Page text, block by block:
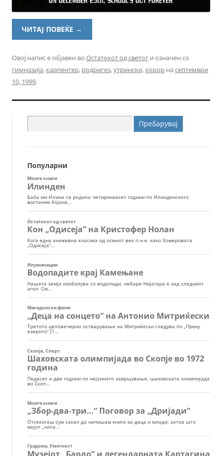
ЧИТАЈ ПОВЕЌЕ →
Овој напис е објавен во Остатокот од светот и означен со
гимназија, карпентер, родригез,утрински,хорор на септември
10, 1999.
за:
Популарни